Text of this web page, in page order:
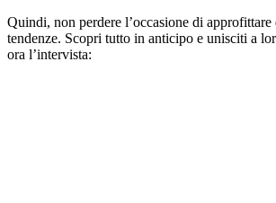
Quindi, non perdere l’occasione di approfittare
tendenze. Scopri tutto in anticipo e unisciti a
ora l’intervista: